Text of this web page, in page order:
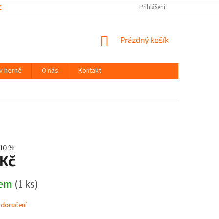
OSOBNÍCH ÚDAJŮ Přihlášení
NÁKUPNÍ
Prázdný košík
herně O nás
Kontakt
%
(1 ks)